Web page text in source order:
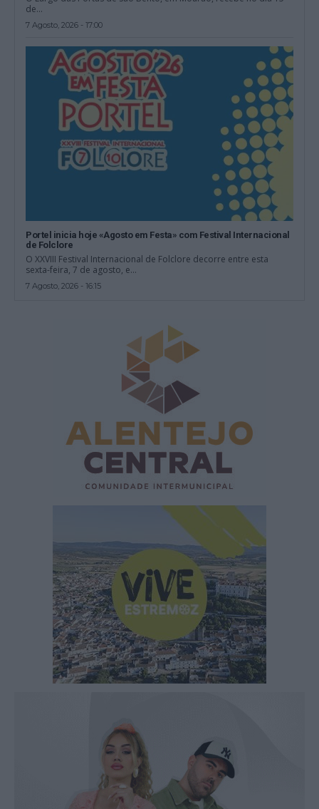
de...
7 Agosto, 2026 - 17:00
Portel inicia hoje «Agosto em Festa» com Festival Internacional
de Folclore
O XXVIII Festival Internacional de Folclore decorre entre esta
sexta-feira, 7 de agosto, e...
7 Agosto, 2026 - 16:15